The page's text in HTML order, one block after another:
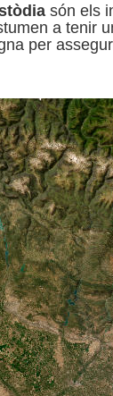
són els
a tenir
per